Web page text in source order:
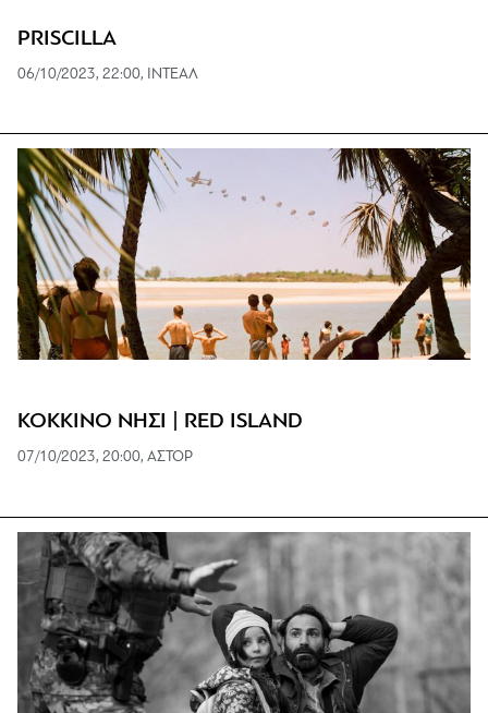
PRISCILLA
06/10/2023, 22:00, ΙΝΤΕΑΛ
ΚΟΚΚΙΝΟ ΝΗΣΙ | RED ISLAND
07/10/2023, 20:00, ΑΣΤΟΡ